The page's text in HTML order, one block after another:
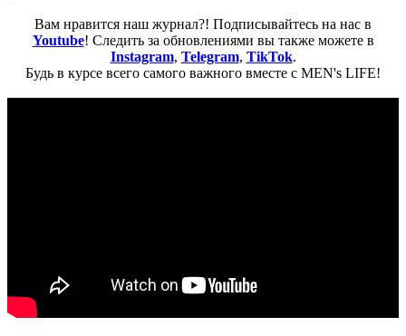
Вам нравится наш журнал?! Подписывайтесь на нас в
Youtube! Следить за обновлениями вы также можете в
Instagram, Telegram, TikTok.
Будь в курсе всего самого важного вместе с MEN's LIFE!